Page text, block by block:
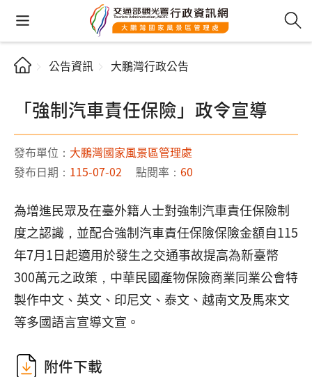
公告資訊 大鵬灣行政公告
「強制汽車責任保險」政令宣導
發布單位： 大鵬灣國家風景區管理處
發布日期： 115-07-02 點閱率： 60
為增進民眾及在臺外籍人士對強制汽車責任保險制
度之認識，並配合強制汽車責任保險保險金額自115
年7月1日起適用於發生之交通事故提高為新臺幣
300萬元之政策，中華民國產物保險商業同業公會特
製作中文、英文、印尼文、泰文、越南文及馬來文
等多國語言宣導文宣。
附件下載